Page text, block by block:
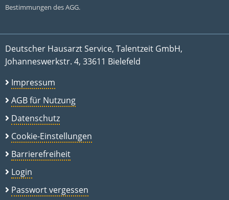
Bestimmungen des AGG.
Deutscher Hausarzt Service, Talentzeit GmbH,
Johanneswerkstr. 4, 33611 Bielefeld
Impressum
AGB für Nutzung
Datenschutz
Cookie-Einstellungen
Barrierefreiheit
Login
Passwort vergessen